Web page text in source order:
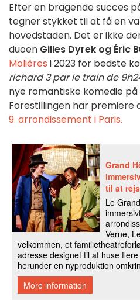
Efter en bragende succes
tegner stykket til at få en
hovedstaden. Det er ikke
duoen Gilles Dyrek og Éric
Molières i 2023 for bedste
richard 3 par le train de
nye romantiske komedie på
Forestillingen har premiere
9. arrondissement i Paris.